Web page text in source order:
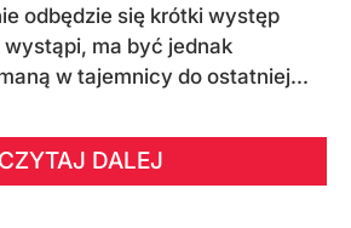
odbędzie się krótki występ
ma być jednak
w tajemnicy do ostatniej...
CZYTAJ DALEJ